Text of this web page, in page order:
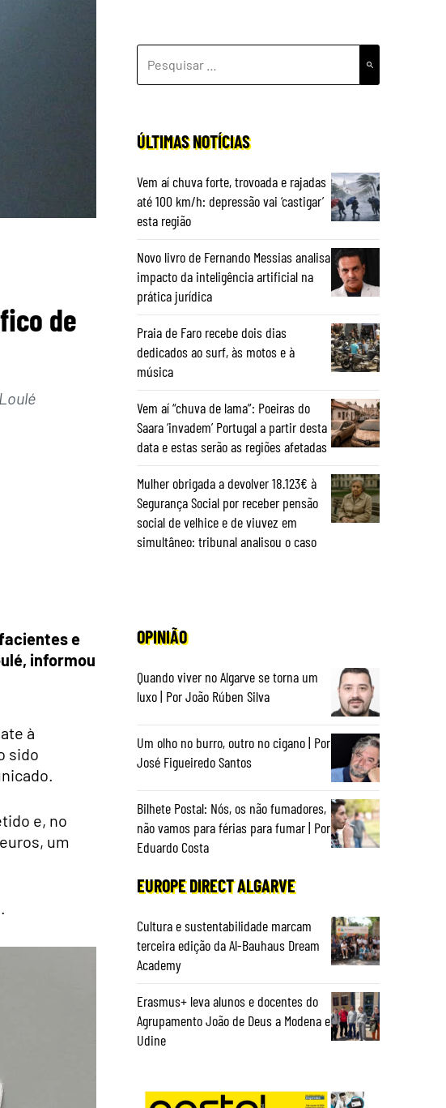
de
e
informou
à
sido
e, no
um
POR:
ÚLTIMAS NOTÍCIAS
Vem aí chuva forte, trovoada e rajadas
até 100 km/h: depressão vai ‘castigar’
esta região
Novo livro de Fernando Messias analisa
impacto da inteligência artificial na
prática jurídica
Praia de Faro recebe dois dias
dedicados ao surf, às motos e à
música
Vem aí “chuva de lama”: Poeiras do
Saara ‘invadem’ Portugal a partir desta
data e estas serão as regiões afetadas
Mulher obrigada a devolver 18.123€ à
Segurança Social por receber pensão
social de velhice e de viuvez em
simultâneo: tribunal analisou o caso
OPINIÃO
Quando viver no Algarve se torna um
luxo | Por João Rúben Silva
Um olho no burro, outro no cigano | Por
José Figueiredo Santos
Bilhete Postal: Nós, os não fumadores,
não vamos para férias para fumar | Por
Eduardo Costa
EUROPE DIRECT ALGARVE
Cultura e sustentabilidade marcam
terceira edição da Al-Bauhaus Dream
Academy
Erasmus+ leva alunos e docentes do
Agrupamento João de Deus a Modena e
Udine